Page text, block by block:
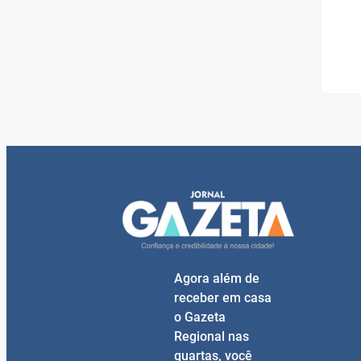
Agora além de
receber em casa
o Gazeta
Regional nas
quartas, você